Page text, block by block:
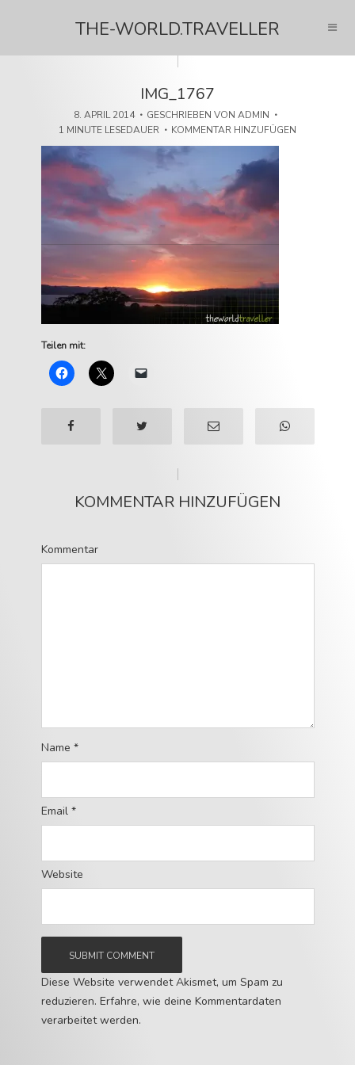
THE-WORLD.TRAVELLER
IMG_1767
8. APRIL 2014 GESCHRIEBEN VON ADMIN
1 MINUTE LESEDAUER
KOMMENTAR HINZUFÜGEN
Teilen mit:
KOMMENTAR HINZUFÜGEN
Kommentar
Name *
Email *
Website
Diese Website verwendet Akismet, um Spam zu
reduzieren. Erfahre, wie deine Kommentardaten
verarbeitet werden.